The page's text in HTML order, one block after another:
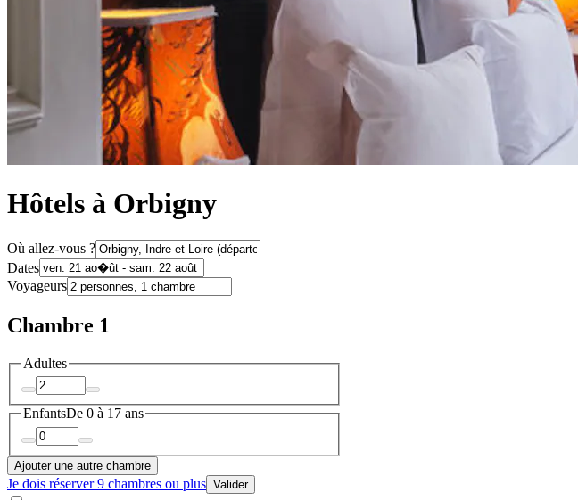
Hôtels à Orbigny
Où allez-vous ?
Dates
Voyageurs
Chambre 1
Adultes
EnfantsDe 0 à 17 ans
Ajouter une autre chambre
Je dois réserver 9 chambres ou plus Valider